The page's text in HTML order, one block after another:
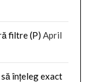
filtre (P) April
să înțeleg exact